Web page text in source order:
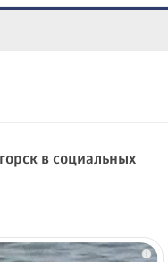
в социальных
i